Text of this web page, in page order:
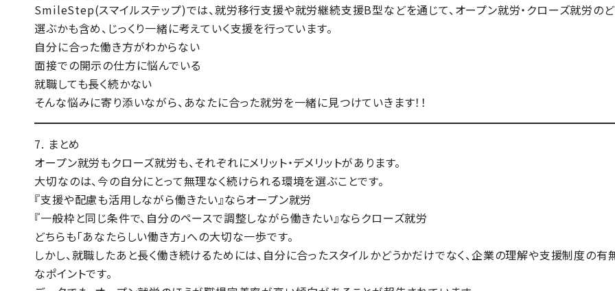
SmileStep(スマイルステップ)では、就労移行支援や就労継続支援B型などを通じて、オープン就労・クローズ就労の
選ぶかも含め、じっくり一緒に考えていく支援を行っています。
自分に合った働き方がわからない
面接での開示の仕方に悩んでいる
就職しても長く続かない
そんな悩みに寄り添いながら、あなたに合った就労を一緒に見つけていきます！！
7. まとめ
オープン就労もクローズ就労も、それぞれにメリット・デメリットがあります。
大切なのは、今の自分にとって無理なく続けられる環境を選ぶことです。
『支援や配慮も活用しながら働きたい』ならオープン就労
『一般枠と同じ条件で、自分のペースで調整しながら働きたい』ならクローズ就労
どちらも「あなたらしい働き方」への大切な一歩です。
しかし、就職したあと長く働き続けるためには、 自分に合ったスタイルかどうかだけでなく、企業の理解や支援制度の有
なポイントです。